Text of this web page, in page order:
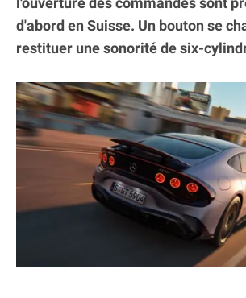
d'abord en Suisse. Un bouton se
restituer une sonorité de six-